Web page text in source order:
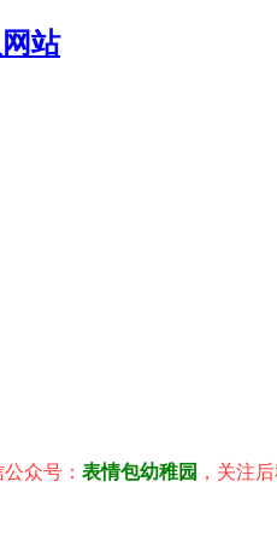
站
：表情包幼稚园，关注后私信